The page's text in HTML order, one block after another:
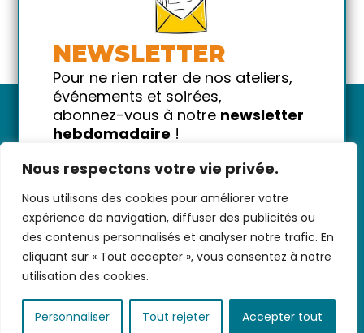
Nous respectons votre vie privée.
Nous utilisons des cookies pour améliorer votre
expérience de navigation, diffuser des publicités ou
des contenus personnalisés et analyser notre trafic. En
cliquant sur « Tout accepter », vous consentez à notre
utilisation des cookies.
Personnaliser Tout rejeter Accepter tout
Nous contacter-CGV/CGU-Données
personnelles-Infos pratiques- FAQ
NEWSLETTER
Pour ne rien rater de nos ateliers,
événements et soirées,
abonnez-vous à notre newsletter
hebdomadaire !
!
Votre email